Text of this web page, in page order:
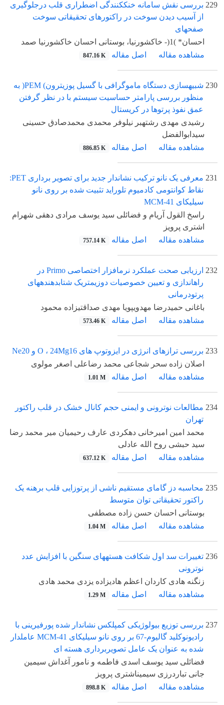
229 بررسی نقش سامانه خنککنندگی اضطراری قلب درجلوگیری
از آسیب دیدن سوخت در راکتورهای تحقیقاتی سوخت
صفحهای
احسان* )1(- خاکشورنیا، بوستانی احسان خاکشورنیا صمد
مشاهده مقاله
اصل مقاله 847.16 K
230
شبیهسازی دستگاه ماموگرافی با گسیل پوزیترون) PEM( به
منظور بررسی پارامتر حساسیت سیستم با در نظر گرفتن
عمق نفوذ پرتوها در کریستال
رشیدی مهدی رشتهبر نیلوفر محمدی محمدصادق حسینی
سیدابوالفضل
مشاهده مقاله
اصل مقاله 886.85 K
231
معرفی یک نانو ترکیب نشاندار جدید برای تصویر برداری PET:
نقاط کوانتومی کادمیوم تلوراید تثبیت شده بر روی نانو
سیلیکای 41-MCM
راسخ القول آریام و فضائلی سید یوسف مرادی دهقی شهرام
اشتری پرویز
مشاهده مقاله
اصل مقاله 757.14 K
232
ارزیابی صحت عملکرد نرمافزار اختصاصی Primo در
راهاندازی و تعیین خصوصیات دوزیمتریک شتابدهندههای
پرتودرمانی
باغانی حمیدرضا مهدویپویا مهدی صداقتیزاده محمود
مشاهده مقاله
اصل مقاله 573.46 K
233 بررسی ترازهای انرژی در ایزوتوپ های O ، 24Mg16 و Ne20
اصلان زاده سحر شجاعی محمد رضاعلی اصغر مولوی
مشاهده مقاله
اصل مقاله 1.01 M
234 مطالعات نوترونی و ایمنی حجم کانال خشک در قلب راکتور
تهران
محمد امین امیرخانی دهکردی عارف رحیمیان میر محمد رضا
سید حبشی روح الله عادلی
مشاهده مقاله
اصل مقاله 637.12 K
235 محاسبه دز گامای مستقیم ناشی از پرتوزایی قلب برهنه یک
راکتور تحقیقاتی توان متوسط
بوستانی احسان حسن زاده مصطفی
مشاهده مقاله
اصل مقاله 1.04 M
236 تغییرات سد اول شکافت هستههای سنگین با افزایش عدد
نوترونی
زنگنه هادی کاردان اعظم هادیزاده یزدی محمد هادی
مشاهده مقاله
اصل مقاله 1.29 M
237 بررسی توزیع بیولوژیکی کمپلکس نشاندار شده پورفیرینی با
رادیونوکلید گالیوم-67 بر روی نانو سیلیکای 41-MCM عاملدار
شده به عنوان یک عامل تصویربرداری هسته ای
فضائلی سید یوسف اسدی فاطمه و نامور آغداش سیمین
جانی تباردرزی سیمیناشتری پرویز
مشاهده مقاله
اصل مقاله 898.8 K